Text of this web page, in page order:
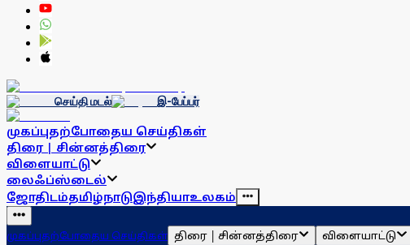
செய்தி மடல் இ-பேப்பர்
முகப்புதற்போதைய செய்திகள்
திரை | சின்னத்திரை
விளையாட்டு
லைஃப்ஸ்டைல்
ஜோதிடம்தமிழ்நாடுஇந்தியாஉலகம்
முகப்புதற்போதைய செய்திகள் திரை | சின்னத்திரை விளையாட்டு